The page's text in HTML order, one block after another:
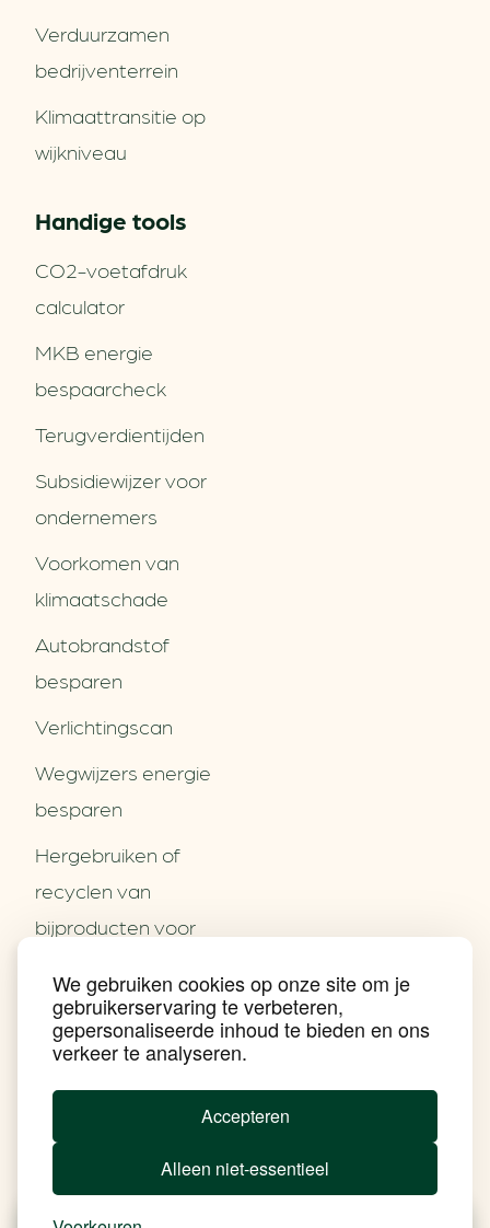
We gebruiken cookies op onze site om je
gebruikerservaring te verbeteren,
gepersonaliseerde inhoud te bieden en ons
verkeer te analyseren.
Accepteren
Alleen niet-essentieel
Partners
Contact
Nieuws
Praktijkverhalen
Events
Nieuwsbrief
Achtergrond klimaatverandering
Beprijzing van CO2
Verduurzamen bedrijventerrein
Verduurzamen
bedrijventerrein
Klimaattransitie op
wijkniveau
Handige tools
CO2-voetafdruk
calculator
MKB energie
bespaarcheck
Terugverdien­tijden
Subsidiewijzer voor
ondernemers
Voorkomen van
klimaatschade
Autobrandstof
besparen
Verlichtingscan
Wegwijzers energie
besparen
Hergebruiken of
recyclen van
bijproducten voor
Energie besparen op
uw PC